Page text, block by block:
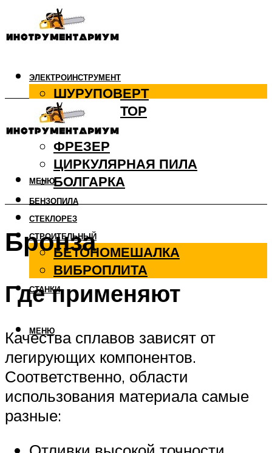
ЭЛЕКТРОИНСТРУМЕНТ
ШУРУПОВЕРТ
ПЕРФОРАТОР
ДРЕЛЬ
ФРЕЗЕР
ЦИРКУЛЯРНАЯ ПИЛА
БОЛГАРКА
БЕНЗОПИЛА
СТЕКЛОРЕЗ
СТРОИТЕЛЬНЫЙ
БЕТОНОМЕШАЛКА
ВИБРОПЛИТА
СТАНКИ
МЕНЮ
МЕНЮ
Бронза
Где применяют
Качества сплавов зависят от
легирующих компонентов.
Соответственно, области
использования материала самые
разные: